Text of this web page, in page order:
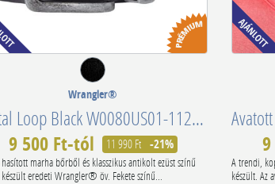
Wrangler®
Metal Loop Black W0080US01-112125432
9 500 Ft-tól 11 990 Ft -21%
hasított marha bőrből és klasszikus antikolt ezüst színű
eredeti Wrangler® öv. Fekete színű...
A trendi,
készült. Az